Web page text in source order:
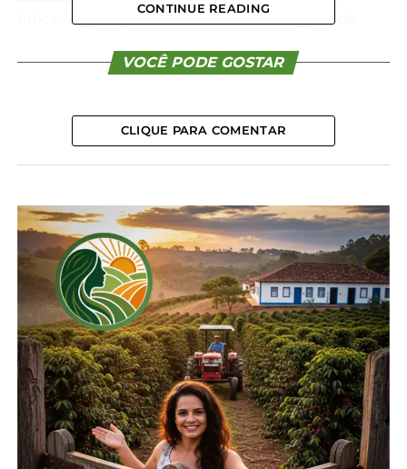
únicas regiões paranaenses onde foi registrado
precipitações excessivas têm gerado brotamento
Em relação às lavouras que ainda estão a campo, as
condições pioraram bastante depois da estimativa
da estimativa, 72% das lavouras apresentavam
condições boas, enquanto 22% médias e 6% ruins,
com potencial de gerar uma safra de 774 mil
toneladas.
Atualmente, as lavouras boas recuaram para 58%, e
as médias e ruins correspondem a 28% e 14% da
área, respectivamente. Essa piora registrada diz
respeito tanto às doenças ocasionadas pelo calor e
umidade, como em relação à infestação de mosca
branca, especialmente em municípios mais
quentes.
CONTINUE READING
VOCÊ PODE GOSTAR
CLIQUE PARA COMENTAR